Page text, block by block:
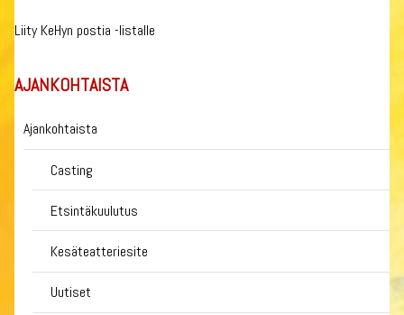
Liity KeHyn postia -listalle
AJANKOHTAISTA
Ajankohtaista
Casting
Etsintäkuulutus
Kesäteatteriesite
Uutiset